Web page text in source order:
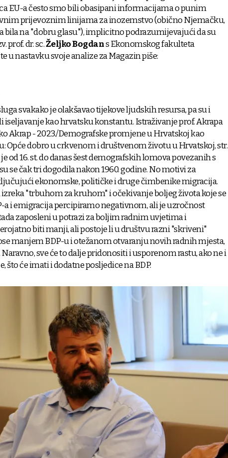
EU-a često smo bili obasipani informacijama o punim
prijevoznim linijama za inozemstvo (obično Njemačku,
bila na "dobru glasu"), implicitno podrazumijevajući da su
prof. dr. sc.Željko Bogdans Ekonomskog fakulteta
u nastavku svoje analize za Magazin piše:
svakako je olakšavao tijekove ljudskih resursa, pa su i
iseljavanje kao hrvatsku konstantu. Istraživanje prof. Akrapa
Akrap - 2023./Demografske promjene u Hrvatskoj kao
Opće dobro u crkvenom i društvenom životu u Hrvatskoj, str.
od 16. st. do danas šest demografskih lomova povezanih s
se čak tri dogodila nakon 1960. godine. No motivi za
ekonomske, političke i druge čimbenike migracija.
"trbuhom za kruhom" i očekivanje boljeg života koje se
a i emigracija percipiramo negativnom, ali je uzročnost
zaposleni u potrazi za boljim radnim uvjetima i
biti manji, ali postoje li u društvu razni "skriveni"
manjem BDP-u i otežanom otvaranju novih radnih mjesta,
sve će to dalje pridonositi i usporenom rastu, ako ne i
što će imati i dodatne posljedice na BDP.